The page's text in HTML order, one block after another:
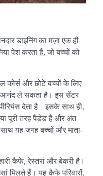
डाइनिंग का मज़ा एक ही
पेश करता है, जो बच्चों को
कोर्स और छोटे बच्चों के लिए
आनंद ले सकता है। इस सेंटर
देता है। इसके साथ ही,
पूरी तरह पैडेड है और अंत
साथ यह जगह बच्चों और माता-
कैफे, रेस्तरां और बेकरी है।
मिलते हैं। यह कैफे परिवारों,